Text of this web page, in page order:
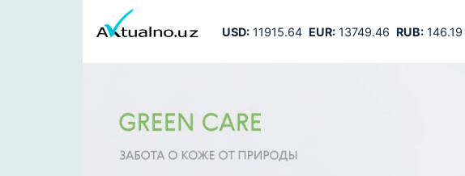
USD:11915.64 EUR:13749.46 RUB:146.19